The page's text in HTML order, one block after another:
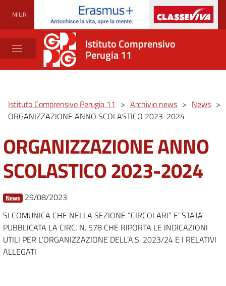
MIUR
Istituto Comprensivo
Perugia 11
Istituto Comprensivo Perugia 11 > Archivio news > News >
ORGANIZZAZIONE ANNO SCOLASTICO 2023-2024
ORGANIZZAZIONE ANNO
SCOLASTICO 2023-2024
News 29/08/2023
SI COMUNICA CHE NELLA SEZIONE “CIRCOLARI” E’ STATA
PUBBLICATA LA CIRC. N. 578 CHE RIPORTA LE INDICAZIONI
UTILI PER L’ORGANIZZAZIONE DELL’A.S. 2023/24 E I RELATIVI
ALLEGATI